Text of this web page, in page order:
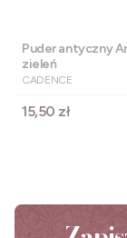
Puder antyczny
zieleń
PRODUCENT
CADENCE
Cena
15,50 zł